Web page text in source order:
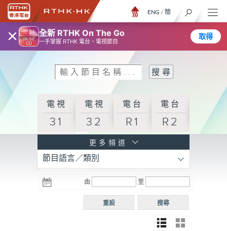
× 全新 RTHK On The Go
一手掌握 RTHK 電台、電視節目
取得
ENG / 簡
電視
31
電視
32
電台
R1
電台
R2
R3
電台 電台
R5
電台
普通
更多頻道
節目語言／類別
由 至
搜尋
重設